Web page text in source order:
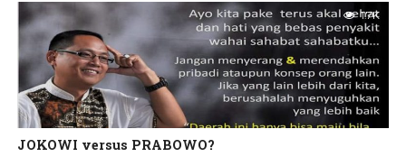
1.7K
JOKOWI versus PRABOWO?